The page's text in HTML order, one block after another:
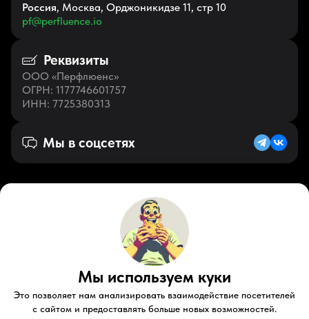
Россия, Москва, Орджоникидзе 11, стр 10
pf@perfluence.io
Реквизиты
ООО «Перфлюенс»
ОГРН: 1177746601757
ИНН: 7725380313
Мы в соцсетях
Русский (RU)
ZenYoutubeTelegramTiktokКонтакты
Правовые документыУсловия использования
Пользовательское соглашение
Мы используем куки
Это позволяет нам анализировать взаимодействие посетителей
с сайтом и предоставлять больше новых возможностей.